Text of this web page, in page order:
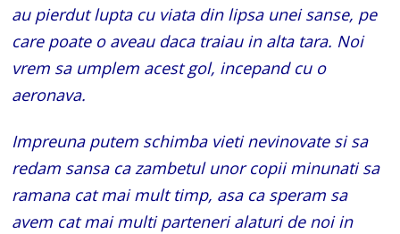
au pierdut lupta cu viata din lipsa unei sanse, pe
care poate o aveau daca traiau in alta tara. Noi
vrem sa umplem acest gol, incepand cu o
aeronava.
Impreuna putem schimba vieti nevinovate si sa
redam sansa ca zambetul unor copii minunati sa
ramana cat mai mult timp, asa ca speram sa
avem cat mai multi parteneri alaturi de noi in